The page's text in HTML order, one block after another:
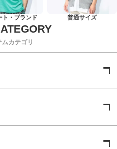
ト・ブランド 普通サイズ
ムカテゴリ